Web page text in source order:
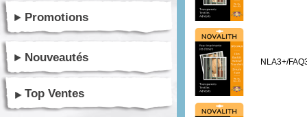
Promotions
Nouveautés
Top Ventes
NLA3+/